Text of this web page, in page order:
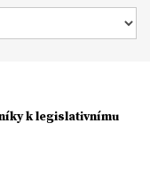
k legislativnímu